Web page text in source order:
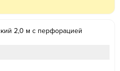
2,0 м с перфорацией